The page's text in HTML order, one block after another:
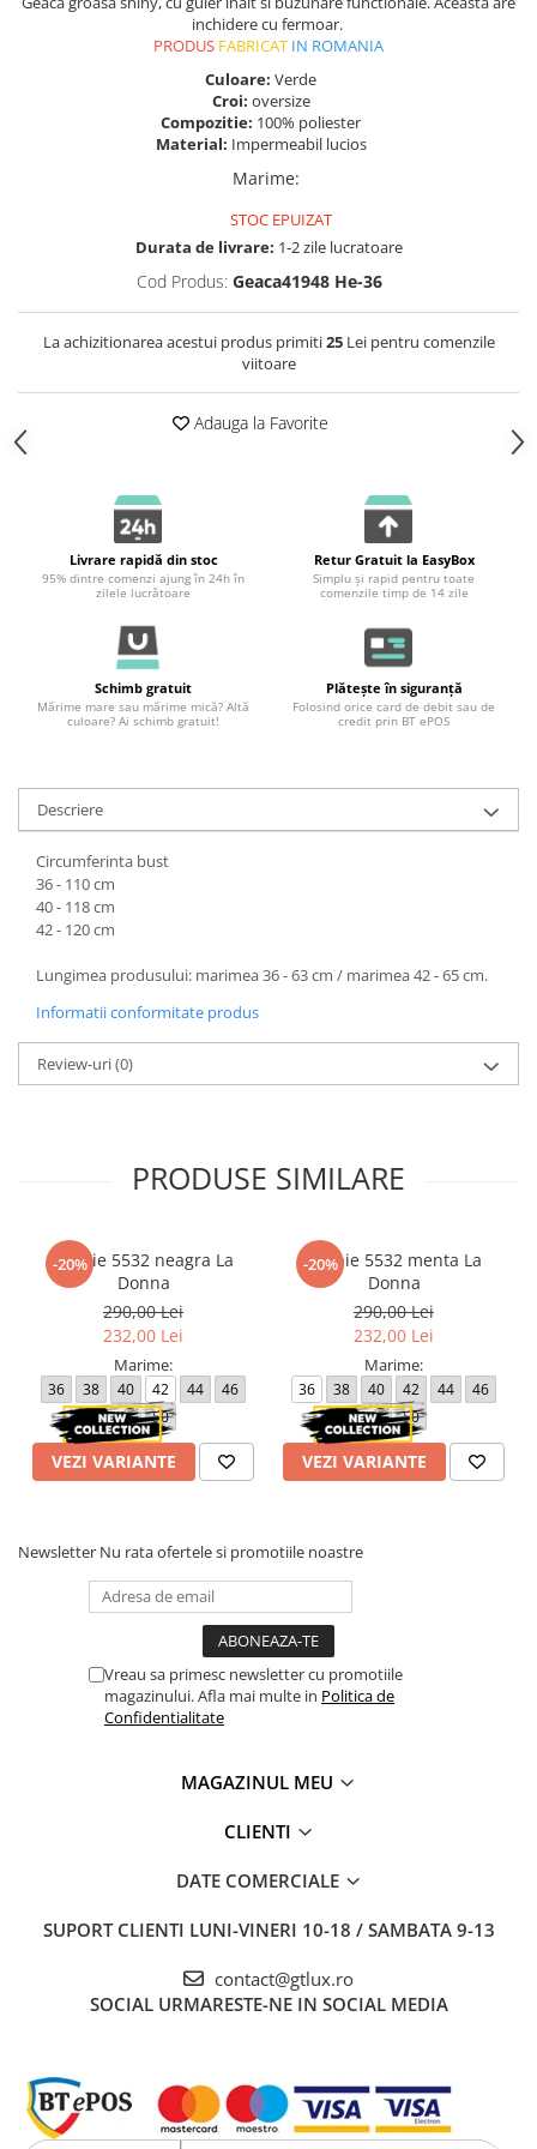
inchidere cu fermoar.
PRODUS FABRICAT IN ROMANIA
Culoare: Verde
Croi: oversize
Compozitie: 100% poliester
Material: Impermeabil lucios
Marime:
STOC EPUIZAT
Durata de livrare: 1-2 zile lucratoare
Cod Produs: Geaca41948 He-36
La achizitionarea acestui produs primiti25Lei pentru comenzile
viitoare
Adauga la Favorite
Livrare rapidă din stoc
95% dintre comenzi ajung în 24h în
zilele lucrătoare
Retur Gratuit la EasyBox
Simplu și rapid pentru toate
comenzile timp de 14 zile
Schimb gratuit
Mărime mare sau mărime mică? Altă
culoare? Ai schimb gratuit!
Plătește în siguranță
Folosind orice card de debit sau de
credit prin BT ePOS
Descriere
Circumferinta bust
36 - 110 cm
40 - 118 cm
42 - 120 cm
Lungimea produsului: marimea 36 - 63 cm / marimea 42 - 65 cm.
Informatii conformitate produs
Review-uri(0)
PRODUSE SIMILARE
-20%
Rochie 5532 neagra La
Donna
290,00 Lei
232,00 Lei
Marime:
36 38 40 42 44
46
48
50
VEZI VARIANTE
-20%
Rochie 5532 menta La
Donna
290,00 Lei
232,00 Lei
Marime:
36 38 40 42 44
46
48
50
VEZI VARIANTE
Newsletter Nu rata ofertele si promotiile noastre
Vreau sa primesc newsletter cu promotiile
magazinului. Afla mai multe in Politica de
Confidentialitate
MAGAZINUL MEU
CLIENTI
DATE COMERCIALE
SUPORT CLIENTI LUNI-VINERI 10-18 / SAMBATA 9-13
contact@gtlux.ro
SOCIAL URMARESTE-NE IN SOCIAL MEDIA